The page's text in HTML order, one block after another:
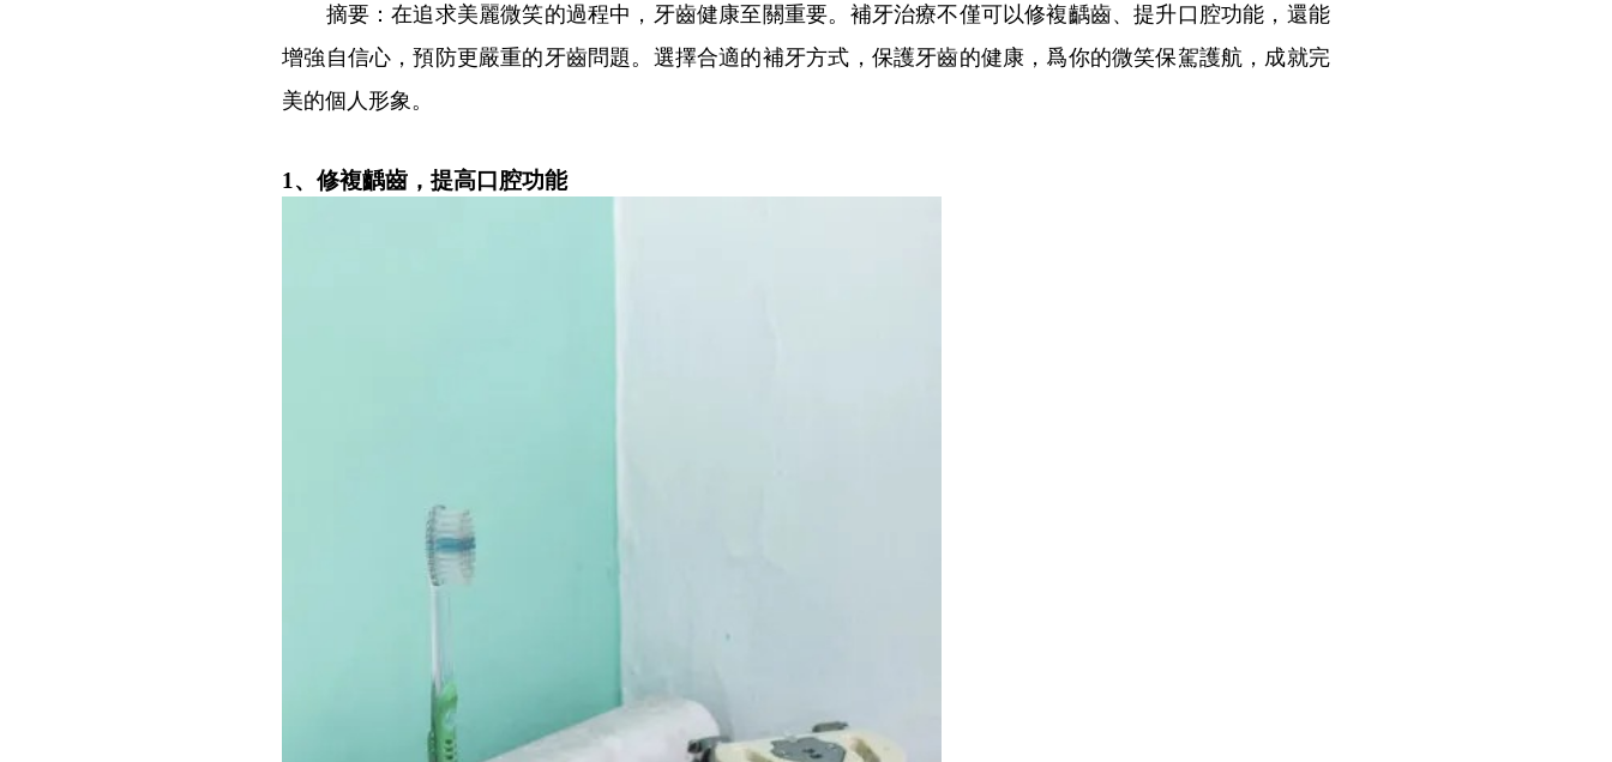
摘要：在追求美麗微笑的過程中，牙齒健康至關重要。補牙治療不僅可以修複齲齒、提升口腔功能，還能
增強自信心，預防更嚴重的牙齒問題。選擇合適的補牙方式，保護牙齒的健康，爲你的微笑保駕護航，成就完
美的個人形象。
1、修複齲齒，提高口腔功能